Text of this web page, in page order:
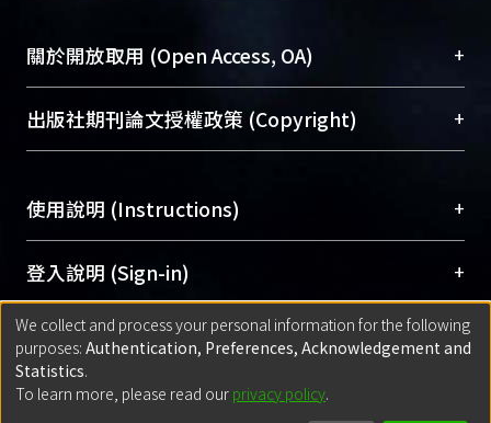
成果。
To permanently archive and promote researcher
profiles and scholarly works, Library integrates the
services of “NTU Repository” with “Academic
Sciences Library)
關於開放取用 (Open Access, OA) +
開放取用是從使用者角度提升資訊取用性的社會運
動，應用在學術研究上是透過將研究著作公開供使
用逐年攀升。同時可加速研究發展、提升研究影響
Archive）平台。 （點選深入了解OA）
出版社期刊論文授權政策 (Copyright) +
含部分內容的版權非匯入者所有，或由第三方贊
助與合作完成，請確認該版權所有者及第三方同
意提供此授權。
Please represent that the submission is your
original work, and that you have the right to
grant the rights to upload.
若欲上傳已出版的全文電子檔，可使用
使用說明 (Instructions) +
網站簡介(Quickstart Guide)
使用手冊(Instruction Manual)
線上預約服務(Booking Service)
登入說明 (Sign-in) +
方案一：臺灣大學計算機中心帳號登入
(With C&INC Email Account)
方案二：ORCID帳號登入(With ORCID)
匯入著作 (Submission) +
方案一：定期更新ORCID者，以ID匯入
We collect and process your personal information for the following
purposes: Authentication, Preferences, Acknowledgement and
Statistics.
To learn more, please read our privacy policy.